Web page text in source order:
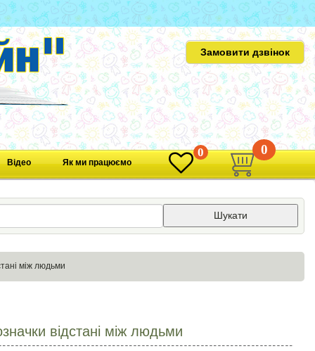
Замовити дзвінок
Відео Як ми працюємо
0 0
Шукати
між людьми
відстані між людьми